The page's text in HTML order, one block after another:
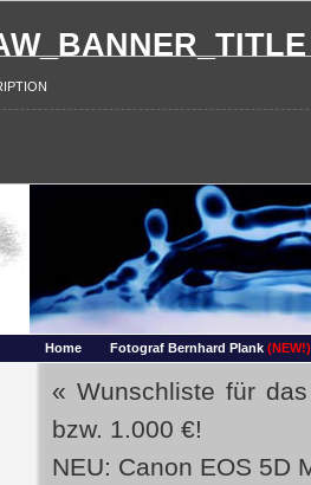
Home Fotograf Bernhard Plank (NEW!)
« Wunschliste für
bzw. 1.000 €!
NEU: Canon EOS 5D